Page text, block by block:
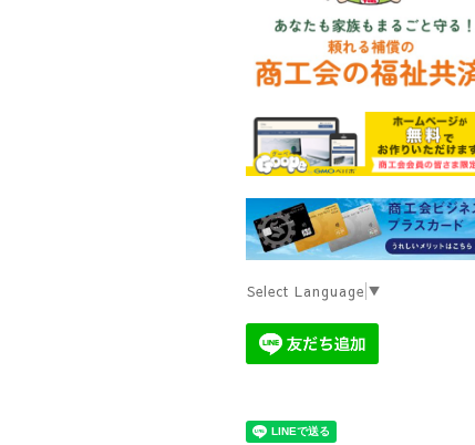
Select Language ▼